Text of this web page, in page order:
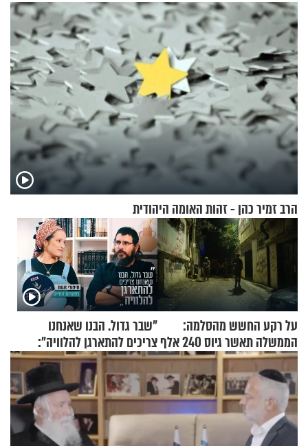
ירושלים
הרב זמיר כהן - זהות האומה היהודית
על רקע החשש מהסלמה:
הממשלה תאשר גיוס 240 אלף
אנשי מילואים
"שבר גדול. הבנו שאנחנו
צריכים להתארגן להלוויה":
זוגיות במבחן, הפעם עם מרים
וגד דנינו